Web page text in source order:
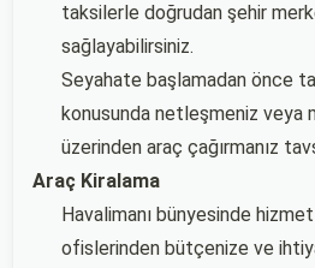
taksilerle doğrudan şehir
sağlayabilirsiniz.
Seyahate başlamadan önce
konusunda netleşmeniz veya
üzerinden araç çağırmanız
Araç Kiralama
Havalimanı bünyesinde
ofislerinden bütçenize ve